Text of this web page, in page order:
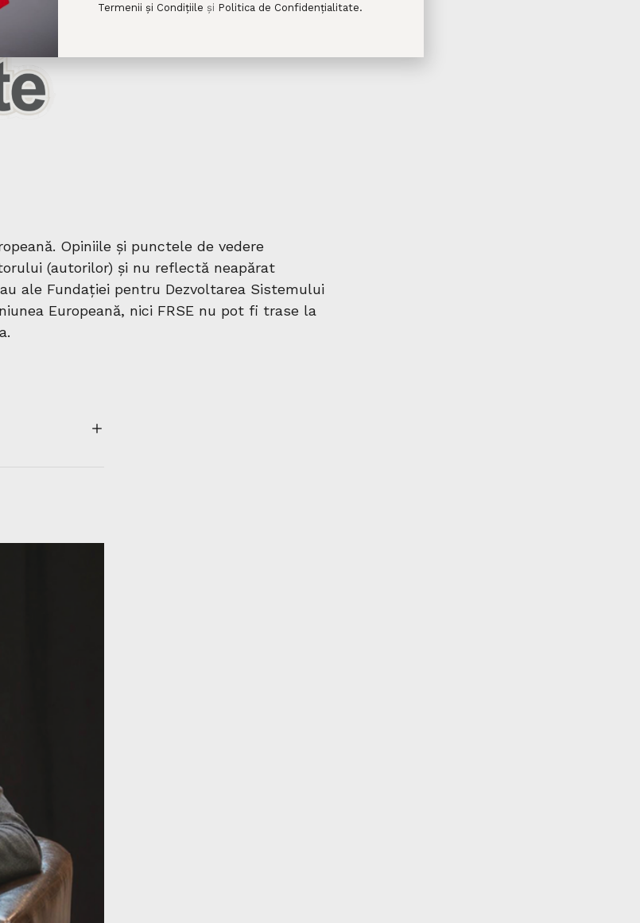
Opiniile și punctele de vedere
(autorilor) și nu reflectă neapărat
ale Fundației pentru Dezvoltarea Sistemului
Europeană, nici FRSE nu pot fi trase la
Termenii și Condițiile și Politica de Confidențialitate.